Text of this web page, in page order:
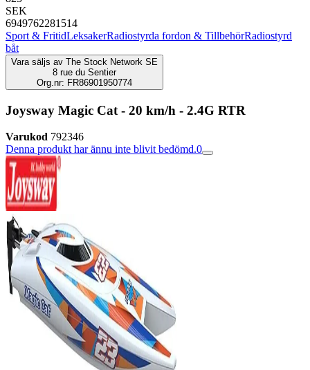
SEK
6949762281514
Sport & FritidLeksakerRadiostyrda fordon & TillbehörRadiostyrd
båt
Vara säljs av The Stock Network SE
8 rue du Sentier
Org.nr: FR86901950774
Joysway Magic Cat - 20 km/h - 2.4G RTR
Varukod 792346
Denna produkt har ännu inte blivit bedömd.0